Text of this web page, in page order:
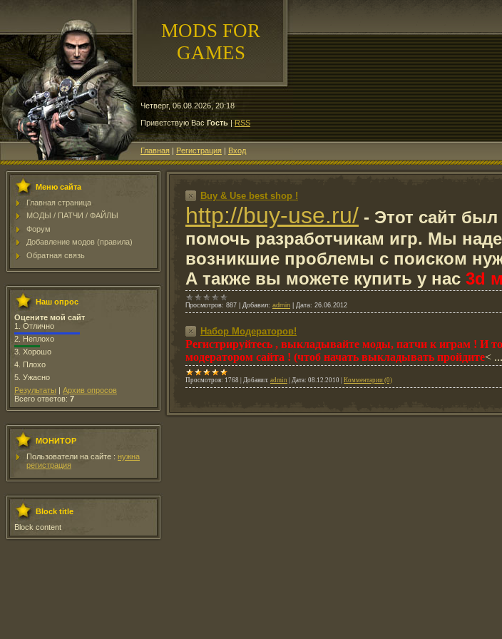
MODS FOR
GAMES
Четверг, 06.08.2026, 20:18
Приветствую Вас Гость|RSS
Главная | Регистрация | Вход
Меню сайта
Главная страница
МОДЫ / ПАТЧИ / ФАЙЛЫ
Форум
Добавление модов (правила)
Обратная связь
Наш опрос
Оцените мой сайт
1. Отлично
2. Неплохо
3. Хорошо
4. Плохо
5. Ужасно
Результаты | Архив опросов
Всего ответов: 7
МОНИТОР
Пользователи на сайте : нужна
регистрация
Block title
Block content
Buy & Use best shop !
http://buy-use.ru/ - Этот сайт
помочь разработчикам игр. Мы
возникшие проблемы с поиском
А также вы можете купить у нас 3d
Просмотров: 887 Добавил: admin Дата: 26.06.2012
Набор Модераторов!
Регистрируйтесь , выкладывайте моды, патчи к играм ! И
модератором сайта ! (чтоб начать выкладывать пройдите< ...
Просмотров: 1768 Добавил: admin Дата: 08.12.2010 Комментарии (0)